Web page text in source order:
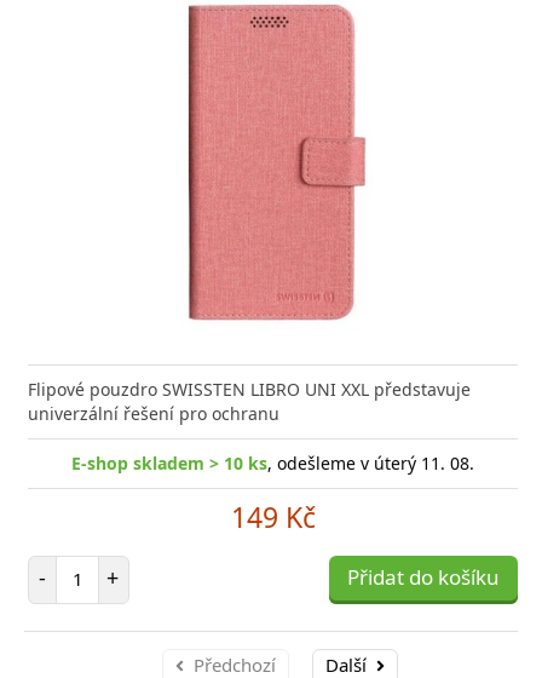
Flipové pouzdro SWISSTEN LIBRO UNI XXL představuje
univerzální řešení pro ochranu
E-shop skladem > 10 ks, odešleme v úterý 11. 08.
149 Kč
- Počet položek
+ Přidat do košíku
Předchozí Další